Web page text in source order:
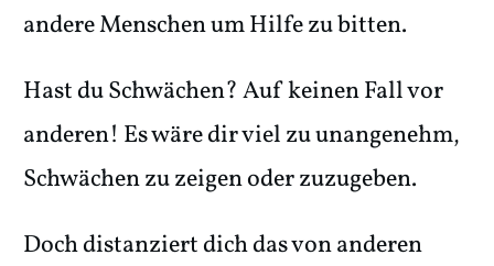
andere Menschen um Hilfe zu bitten.
Hast du Schwächen? Auf keinen Fall vor
anderen! Es wäre dir viel zu unangenehm,
Schwächen zu zeigen oder zuzugeben.
Doch distanziert dich das von anderen